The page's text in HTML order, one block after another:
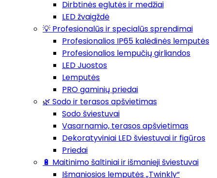
Dirbtinės eglutės ir medžiai
LED žvaigždė
💡 Profesionalūs ir specialūs sprendimai
Profesionalios IP65 kalėdinės lemputės
Profesionalios lempučių girliandos
LED Juostos
Lemputės
PRO gaminių priedai
🌿 Sodo ir terasos apšvietimas
Sodo šviestuvai
Vasarnamio, terasos apšvietimas
Dekoratyviniai LED šviestuvai ir figūros
Priedai
🔋 Maitinimo šaltiniai ir išmanieji šviestuvai
Išmaniosios lemputės „Twinkly“